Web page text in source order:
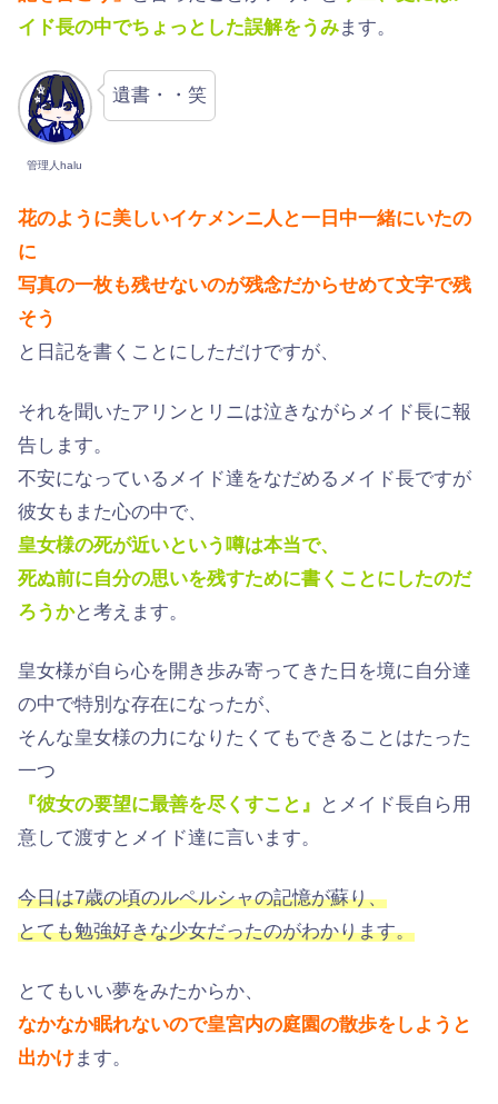
イド長の中でちょっとした誤解をうみ ます。
管理人halu
遺書・・笑
花のように美しいイケメンニ人と一日中一緒にいたの
に
写真の一枚も残せないのが残念だからせめて文字で残
そう
と日記を書くことにしただけですが、
それを聞いたアリンとリニは泣きながらメイド長に報
告します。
不安になっているメイド達をなだめるメイド長ですが
彼女もまた心の中で、
皇女様の死が近いという噂は本当で、
死ぬ前に自分の思いを残すために書くことにしたのだ
ろうかと考えます。
皇女様が自ら心を開き歩み寄ってきた日を境に自分達
の中で特別な存在になったが、
そんな皇女様の力になりたくてもできることはたった
一つ
『彼女の要望に最善を尽くすこと』
とメイド長自ら用
意して渡すとメイド達に言います。
今日は7歳の頃のルペルシャの記憶が蘇り、
とても勉強好きな少女だったのがわかります。
とてもいい夢をみたからか、
なかなか眠れないので皇宮内の庭園の散歩をしようと
出かけます。